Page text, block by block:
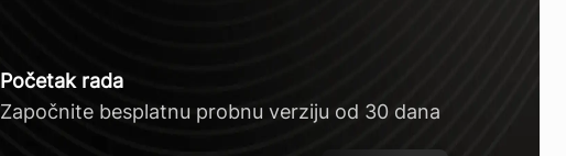
Početak rada
Započnite besplatnu probnu verziju od 30 dana